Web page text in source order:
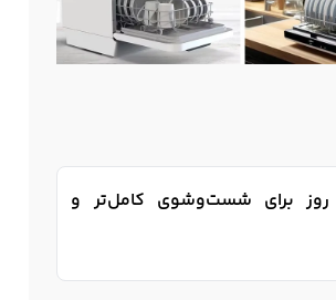
روز برای شست‌وشوی کامل‌تر و